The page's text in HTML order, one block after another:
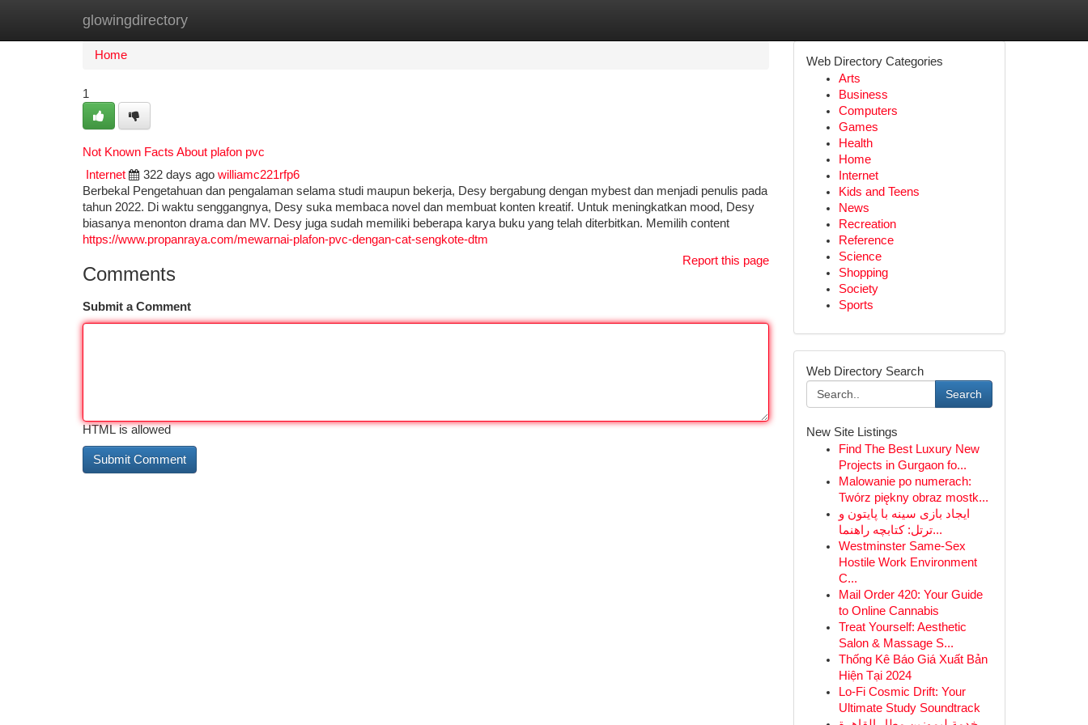
glowingdirectory
Home New Site Listings
Home
1
Not Known Facts About plafon pvc
Internet
322 days ago williamc221rfp6
Berbekal Pengetahuan dan pengalaman selama studi maupun bekerja, Desy bergabung dengan mybest dan menjadi penulis pada
tahun 2022. Di waktu senggangnya, Desy suka membaca novel dan membuat konten kreatif. Untuk meningkatkan mood, Desy
biasanya menonton drama dan MV. Desy juga sudah memiliki beberapa karya buku yang telah diterbitkan. Memilih content
https://www.propanraya.com/mewarnai-plafon-pvc-dengan-cat-sengkote-dtm
Report this page
Comments
Submit a Comment
HTML is allowed
Web Directory Categories
Arts
Business
Computers
Games
Health
Home
Internet
Kids and Teens
News
Recreation
Reference
Science
Shopping
Society
Sports
Web Directory Search
Search
New Site Listings
Find The Best Luxury New
Projects in Gurgaon fo...
Malowanie po numerach:
Twórz piękny obraz mostk...
ایجاد بازی سینه با پایتون و
ترتل: کتابچه راهنما...
Westminster Same-Sex
Hostile Work Environment
C...
Mail Order 420: Your Guide
to Online Cannabis
Treat Yourself: Aesthetic
Salon & Massage S...
Thống Kê Báo Giá Xuất Bản
Hiện Tại 2024
Lo-Fi Cosmic Drift: Your
Ultimate Study Soundtrack